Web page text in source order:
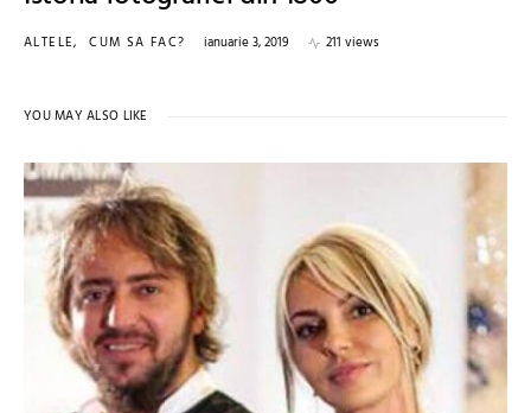
ALTELE CUM SA FAC? ianuarie 3, 2019 211 views
YOU MAY ALSO LIKE